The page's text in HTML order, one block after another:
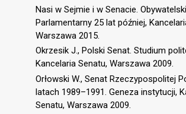
Nasi w Sejmie i w Senacie.
Parlamentarny 25 lat później,
Warszawa 2015.
Okrzesik J., Polski Senat. Studium
Kancelaria Senatu, Warszawa 2009.
Orłowski W., Senat Rzeczypospolitej
latach 1989–1991. Geneza instytucji,
Senatu, Warszawa 2009.